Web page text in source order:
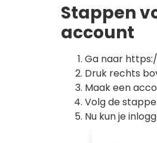
Stappen
account
Ga naar
Druk rechts
Maak een
Volg de
Nu kun je